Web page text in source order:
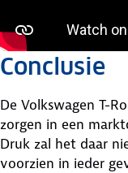
Conclusie
De Volkswagen T-
zorgen in een
Druk zal het daar
voorzien in ieder